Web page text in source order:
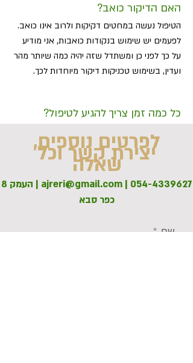
האם הדיקור כואב?
הטיפול נעשה במחטים דקיקות ולרוב אינו כואב.
לפעמים יש שימוש בנקודות כואבות, אני מודיע
על כך לפני כן ומשתדל שזה יהיה כמה שיותר מהר
ועדין, בשימוש טכניקות דיקור מיוחדות לכך.
כל כמה זמן צריך להגיע לטיפול?
לפרטים נוספים,
יצירת קשר וכל
שאלה
ajreri@gmail.com| 054-4339627
| העמק 8
כפר סבא
שם